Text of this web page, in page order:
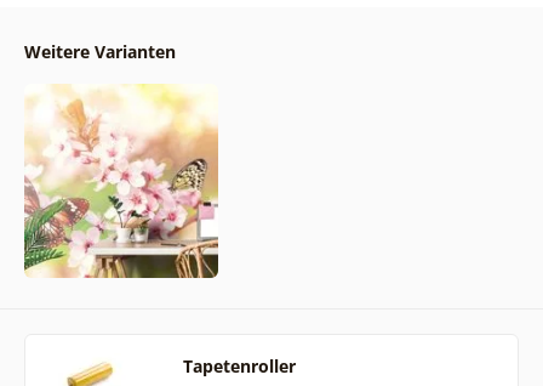
Weitere Varianten
Tapetenroller